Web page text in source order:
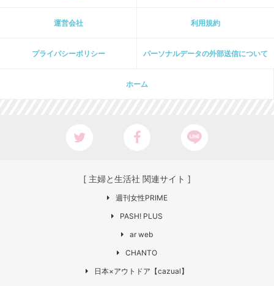
運営会社 利用規約
プライパシーポリシー パーソナルデータの外部送信について
ホーム
[ 主婦と生活社 関連サイト ]
週刊女性PRIME
PASH! PLUS
ar web
CHANTO
日本×アウトドア【cazual】